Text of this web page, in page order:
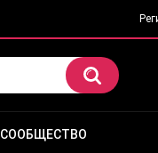
СООБЩЕСТВО